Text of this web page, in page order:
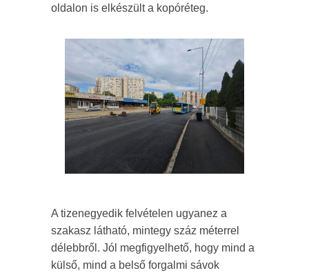
oldalon is elkészült a kopóréteg.
A tizenegyedik felvételen ugyanez a
szakasz látható, mintegy száz méterrel
délebbről. Jól megfigyelhető, hogy mind a
külső, mind a belső forgalmi sávok